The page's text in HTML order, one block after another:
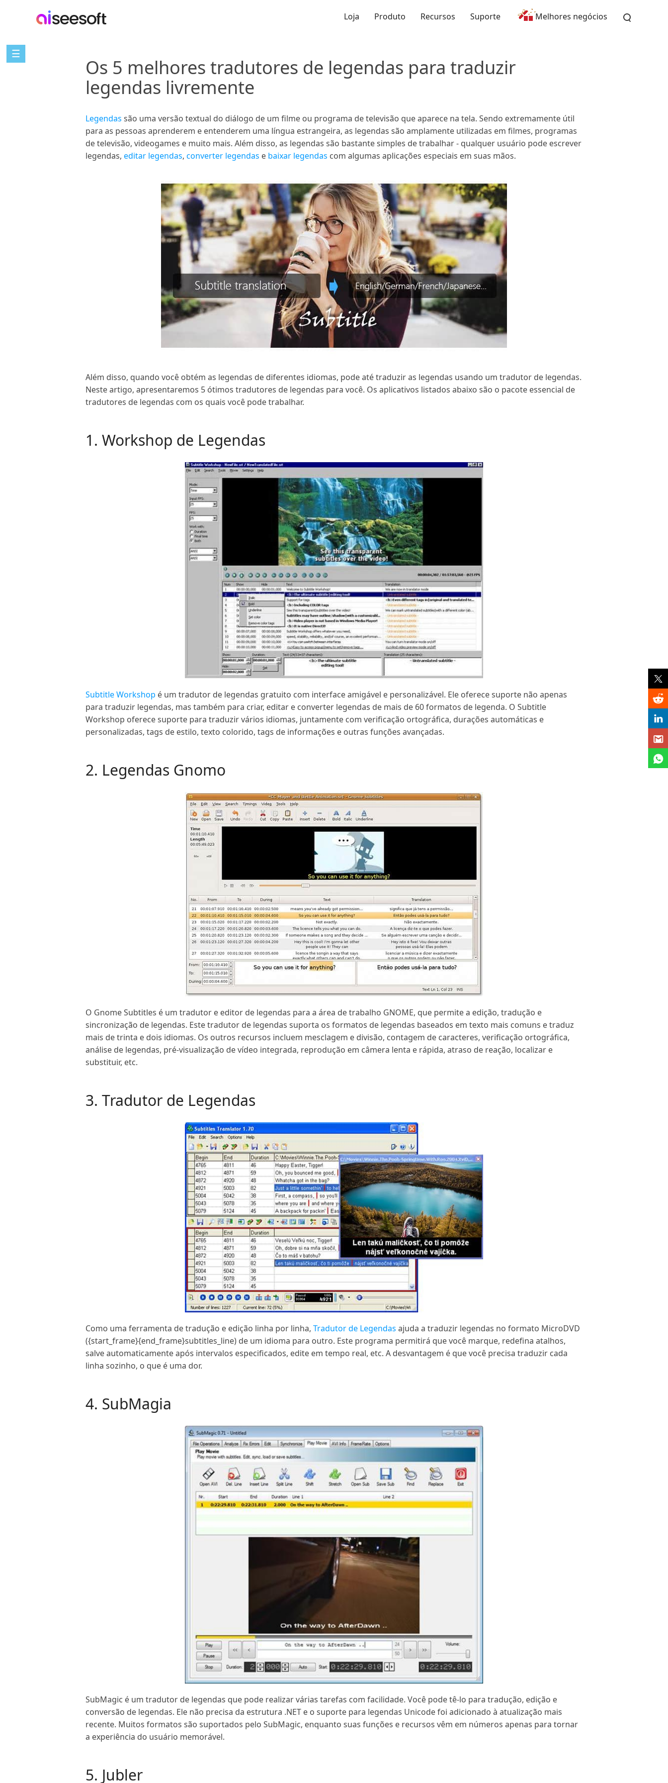
Loja Produto Recursos Suporte Melhores negócios
☰
Os 5 melhores tradutores de legendas para traduzir
legendas livremente
Legendas são uma versão textual do diálogo de um filme ou programa de televisão que aparece na tela. Sendo extremamente útil
para as pessoas aprenderem e entenderem uma língua estrangeira, as legendas são amplamente utilizadas em filmes, programas
de televisão, videogames e muito mais. Além disso, as legendas são bastante simples de trabalhar - qualquer usuário pode escrever
legendas, editar legendas, converter legendas e baixar legendas com algumas aplicações especiais em suas mãos.
Além disso, quando você obtém as legendas de diferentes idiomas, pode até traduzir as legendas usando um tradutor de legendas.
Neste artigo, apresentaremos 5 ótimos tradutores de legendas para você. Os aplicativos listados abaixo são o pacote essencial de
tradutores de legendas com os quais você pode trabalhar.
1. Workshop de Legendas
Subtitle Workshop é um tradutor de legendas gratuito com interface amigável e personalizável. Ele oferece suporte não apenas
para traduzir legendas, mas também para criar, editar e converter legendas de mais de 60 formatos de legenda. O Subtitle
Workshop oferece suporte para traduzir vários idiomas, juntamente com verificação ortográfica, durações automáticas e
personalizadas, tags de estilo, texto colorido, tags de informações e outras funções avançadas.
2. Legendas Gnomo
O Gnome Subtitles é um tradutor e editor de legendas para a área de trabalho GNOME, que permite a edição, tradução e
sincronização de legendas. Este tradutor de legendas suporta os formatos de legendas baseados em texto mais comuns e traduz
mais de trinta e dois idiomas. Os outros recursos incluem mesclagem e divisão, contagem de caracteres, verificação ortográfica,
análise de legendas, pré-visualização de vídeo integrada, reprodução em câmera lenta e rápida, atraso de reação, localizar e
substituir, etc.
3. Tradutor de Legendas
Como uma ferramenta de tradução e edição linha por linha, Tradutor de Legendas ajuda a traduzir legendas no formato MicroDVD
({start_frame}{end_frame}subtitles_line) de um idioma para outro. Este programa permitirá que você marque, redefina atalhos,
salve automaticamente após intervalos especificados, edite em tempo real, etc. A desvantagem é que você precisa traduzir cada
linha sozinho, o que é uma dor.
4. SubMagia
SubMagic é um tradutor de legendas que pode realizar várias tarefas com facilidade. Você pode tê-lo para tradução, edição e
conversão de legendas. Ele não precisa da estrutura .NET e o suporte para legendas Unicode foi adicionado à atualização mais
recente. Muitos formatos são suportados pelo SubMagic, enquanto suas funções e recursos vêm em números apenas para tornar
a experiência do usuário memorável.
5. Jubler